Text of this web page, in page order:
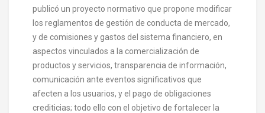
publicó un proyecto normativo que propone modificar
los reglamentos de gestión de conducta de mercado,
y de comisiones y gastos del sistema financiero, en
aspectos vinculados a la comercialización de
productos y servicios, transparencia de información,
comunicación ante eventos significativos que
afecten a los usuarios, y el pago de obligaciones
crediticias; todo ello con el objetivo de fortalecer la